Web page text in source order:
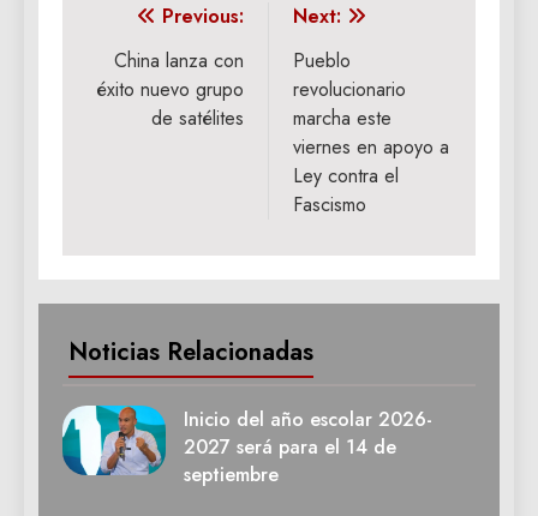
Navegación
de
entradas
Previous:
China lanza con
éxito nuevo grupo
de satélites
Next:
Pueblo
revolucionario
marcha este
viernes en apoyo a
Ley contra el
Fascismo
Noticias Relacionadas
Inicio del año escolar 2026-
2027 será para el 14 de
septiembre